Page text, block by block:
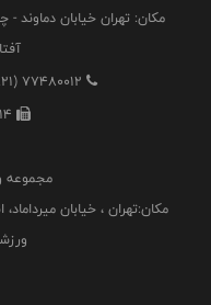
مکان: تهران خیابان دماوند
77480012
مکان:تهران ، خیابان